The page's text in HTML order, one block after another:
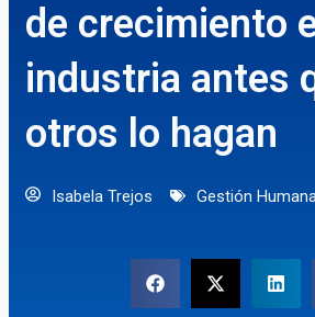
de crecimiento
industria antes
otros lo hagan
Isabela Trejos Gestión